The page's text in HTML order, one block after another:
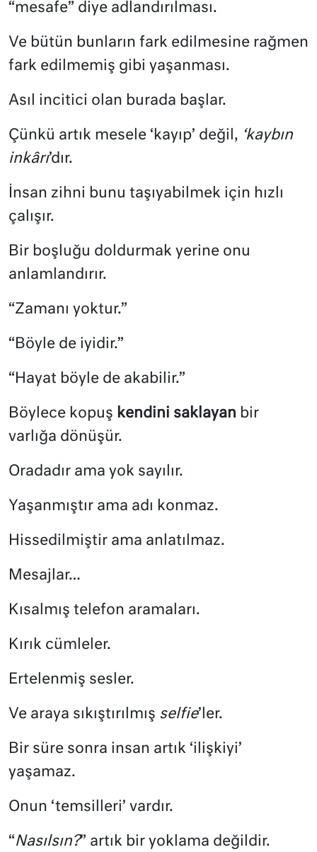
“mesafe” diye adlandırılması.
Ve bütün bunların fark edilmesine rağmen
fark edilmemiş gibi yaşanması.
Asıl incitici olan burada başlar.
Çünkü artık mesele ‘kayıp’ değil, ‘kaybın
inkârı’dır.
İnsan zihni bunu taşıyabilmek için hızlı
çalışır.
Bir boşluğu doldurmak yerine onu
anlamlandırır.
“Zamanı yoktur.”
“Böyle de iyidir.”
“Hayat böyle de akabilir.”
Böylece kopuş kendini saklayan bir
varlığa dönüşür.
Oradadır ama yok sayılır.
Yaşanmıştır ama adı konmaz.
Hissedilmiştir ama anlatılmaz.
Mesajlar…
Kısalmış telefon aramaları.
Kırık cümleler.
Ertelenmiş sesler.
Ve araya sıkıştırılmış selfie’ler.
Bir süre sonra insan artık ‘ilişkiyi’
yaşamaz.
Onun ‘temsilleri’ vardır.
“Nasılsın?” artık bir yoklama değildir.